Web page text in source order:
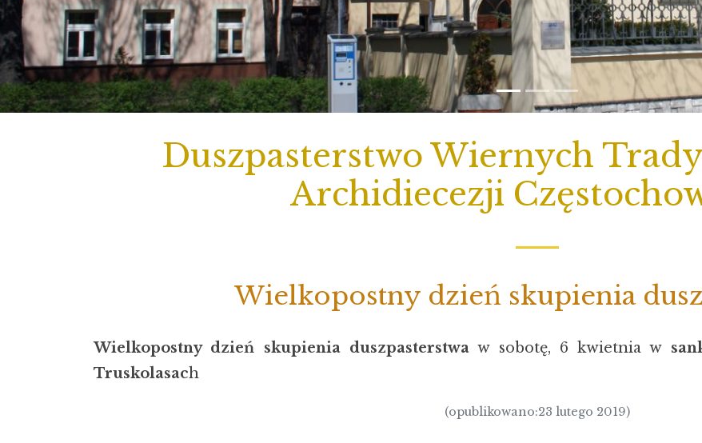
Duszpasterstwo Wiernych
Archidiecezji
Wielkopostny dzień skupienia
Wielkopostny dzień skupienia duszpasterstwaw sobotę, 6 kwietnia w
Truskolasach
(opublikowano:23 lutego 2019)